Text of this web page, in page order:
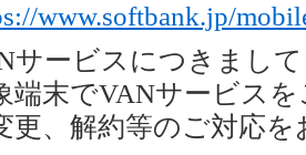
www.softbank.jp/
サービスにつきまし
端末でVANサービス
更、解約等のご対応